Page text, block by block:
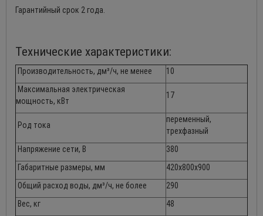
Гарантийный срок 2 года.
Технические характеристики:
Производительность, дм³/ч, не менее
10
Максимальная электрическая
мощность, кВт
17
Род тока
переменный,
трехфазный
Напряжение сети, В
380
Габаритные размеры, мм
420х800х900
Общий расход воды, дм³/ч, не более
290
Вес, кг
48